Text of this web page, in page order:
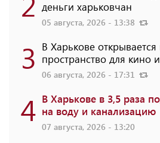
деньги харьковчан
05 августа, 2026 - 13:38
3 В Харькове
пространство для кино
06 августа, 2026 - 17:31
4 В Харькове в 3,5 раза
на воду и канализацию
07 августа, 2026 - 13:20